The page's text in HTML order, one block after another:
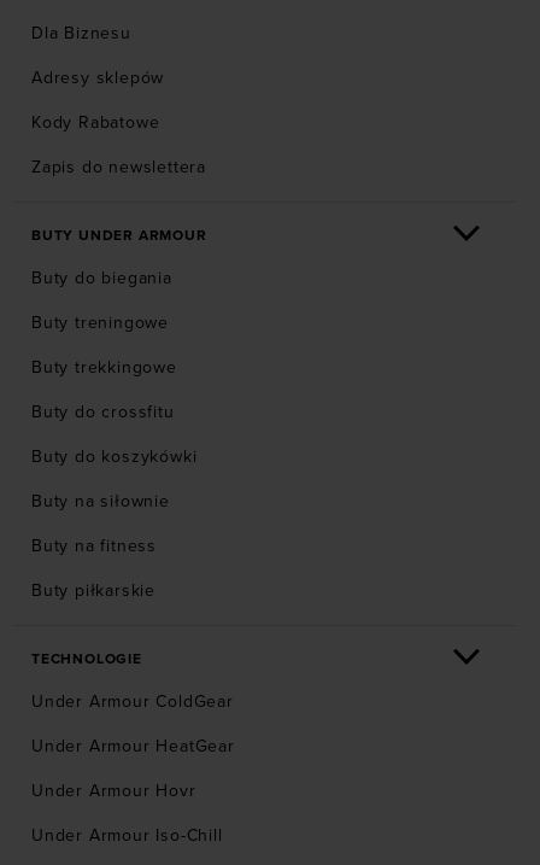
Dla Biznesu
Adresy sklepów
Kody Rabatowe
Zapis do newslettera
BUTY UNDER ARMOUR
Buty do biegania
Buty treningowe
Buty trekkingowe
Buty do crossfitu
Buty do koszykówki
Buty na siłownie
Buty na fitness
Buty piłkarskie
TECHNOLOGIE
Under Armour ColdGear
Under Armour HeatGear
Under Armour Hovr
Under Armour Iso-Chill